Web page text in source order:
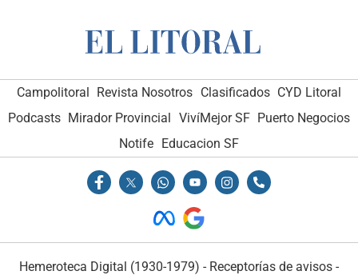
Campolitoral Revista Nosotros Clasificados CYD Litoral
Podcasts Mirador Provincial VivíMejor SF Puerto Negocios
Notife Educacion SF
Hemeroteca Digital (1930-1979) - Receptorías de avisos -